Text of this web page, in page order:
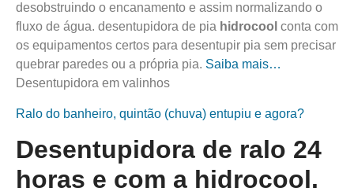
desobstruindo o encanamento e assim normalizando o
fluxo de água. desentupidora de pia hidrocool conta com
os equipamentos certos para desentupir pia sem precisar
quebrar paredes ou a própria pia. Saiba mais…
Desentupidora em valinhos
Ralo do banheiro, quintão (chuva) entupiu e agora?
Desentupidora de ralo 24
horas e com a hidrocool.